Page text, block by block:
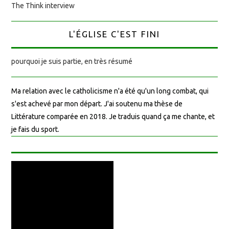
The Think interview
L'ÉGLISE C'EST FINI
pourquoi je suis partie, en très résumé
Ma relation avec le catholicisme n'a été qu'un long combat, qui
s'est achevé par mon départ. J'ai soutenu ma thèse de
Littérature comparée en 2018. Je traduis quand ça me chante, et
je fais du sport.